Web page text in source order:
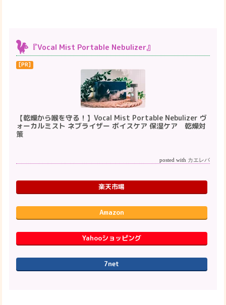
『Vocal Mist Portable Nebulizer』
【乾燥から喉を守る！】Vocal Mist Portable Nebulizer ヴ
ォーカルミスト ネブライザー ボイスケア 保湿ケア 乾燥対
策
posted with カエレバ
楽天市場
Amazon
Yahooショッピング
7net